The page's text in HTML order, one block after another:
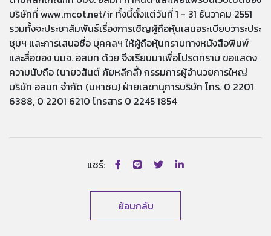
บริษัทที่ www.mcot.net/ir ทั้งนี้ตั้งแต่วันที่ 1 - 31 ธันวาคม 2551
รวมทั้งจะประชาสัมพันธ์เรื่องการเชิญผู้ถือหุ้นเสนอระเบียบวาระประ
ชุมฯ และการเสนอชื่อ บุคคลฯ ให้ผู้ถือหุ้นทราบทางหนังสือพิมพ์
และสื่อของ บมจ. อสมท ด้วย จึงเรียนมาเพื่อโปรดทราบ ขอแสดง
ความนับถือ (นายวสันต์ ภัยหลีกลี้) กรรมการผู้อำนวยการใหญ่
บริษัท อสมท จำกัด (มหาชน) ฝ่ายเลขานุการบริษัท โทร. 0 2201
6388, 0 2201 6210 โทรสาร 0 2245 1854
แชร์:
ย้อนกลับ